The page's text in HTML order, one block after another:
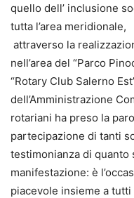
quello dell’ inclusione
tutta l’area
attraverso la
nell’area del “Parco
“Rotary Club Salerno
dell’Amministrazione
rotariani ha preso la
partecipazione di tanti
testimonianza di
manifestazione: è
piacevole insieme a